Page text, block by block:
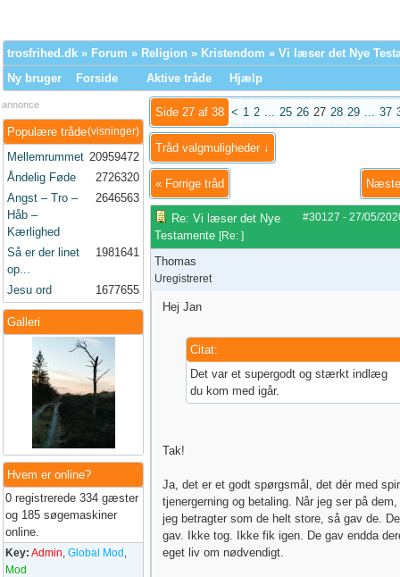
trosfrihed.dk » Forum » Religion » Kristendom » Vi læser det Nye
Ny bruger
Forside Aktive tråde Hjælp
annonce
(visninger)
Populære tråde
Mellemrummet 20959472
Åndelig Føde
2726320
Angst – Tro –
Håb –
Kærlighed
2646563
Så er der linet
op...
1981641
Jesu ord 1677655
Galleri
Hvem er online?
0 registrerede 334 gæster
og 185 søgemaskiner
online.
Key: Admin, Global Mod ,
Mod
Side 27 af 38 < 1 2 ... 25 26 27 28 29 ... 37
Tråd valgmuligheder ↓
« Forrige tråd
#30127 - 27/05/
Re: Vi læser det Nye
Testamente [Re: ]
Thomas
Uregistreret
Hej Jan
Citat:
Det var et supergodt og stærkt indlæg
du kom med igår.
Tak!
Ja, det er et godt spørgsmål, det dér med
tjenergerning og betaling. Når jeg ser på
jeg betragter som de helt store, så gav de.
gav. Ikke tog. Ikke fik igen. De gav endda
eget liv om nødvendigt.